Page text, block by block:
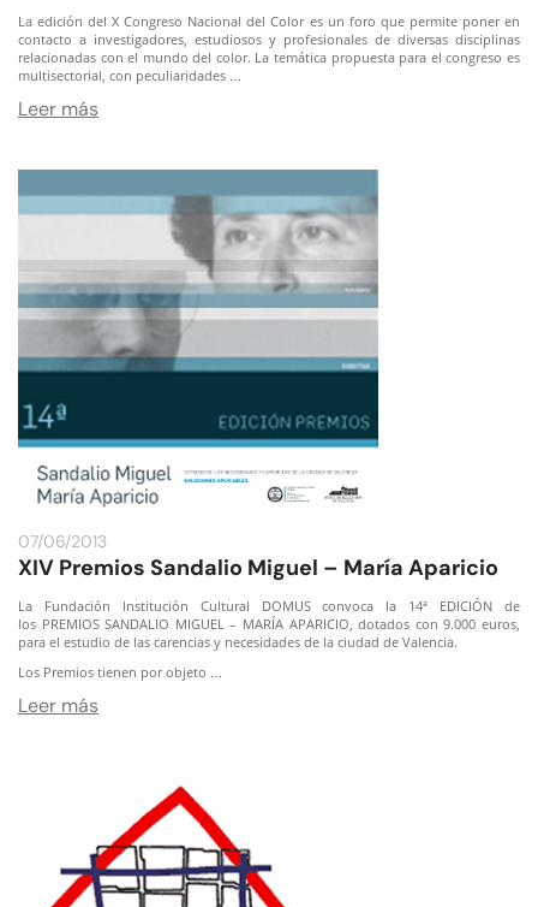
La edición del X Congreso Nacional del Color es un foro que permite poner en
contacto a investigadores, estudiosos y profesionales de diversas disciplinas
relacionadas con el mundo del color. La temática propuesta para el congreso es
multisectorial, con peculiaridades …
Leer más
07/06/2013
XIV Premios Sandalio Miguel – María Aparicio
La Fundación Institución Cultural DOMUS convoca la 14ª EDICIÓN de
los PREMIOS SANDALIO MIGUEL – MARÍA APARICIO, dotados con 9.000 euros,
para el estudio de las carencias y necesidades de la ciudad de Valencia.
Los Premios tienen por objeto …
Leer más